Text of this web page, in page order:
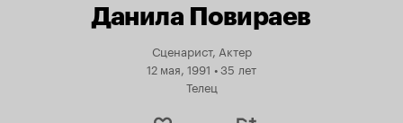
Данила Повираев
Сценарист, Актер
12 мая, 1991 •35 лет
Телец